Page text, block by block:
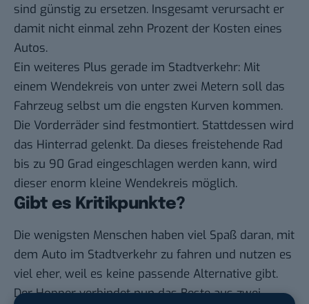
sind günstig zu ersetzen. Insgesamt verursacht er
damit nicht einmal zehn Prozent der Kosten eines
Autos.
Ein weiteres Plus gerade im Stadtverkehr: Mit
einem Wendekreis von unter zwei Metern soll das
Fahrzeug selbst um die engsten Kurven kommen.
Die Vorderräder sind festmontiert. Stattdessen wird
das Hinterrad gelenkt. Da dieses freistehende Rad
bis zu 90 Grad eingeschlagen werden kann, wird
dieser enorm kleine Wendekreis möglich.
Gibt es Kritikpunkte?
Die wenigsten Menschen haben viel Spaß daran, mit
dem Auto im Stadtverkehr zu fahren und nutzen es
viel eher, weil es keine passende Alternative gibt.
Der Hopper verbindet nun das Beste aus zwei